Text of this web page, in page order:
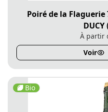
Poiré de la Flaguerie
DUCY
À partir
Voir
Bio